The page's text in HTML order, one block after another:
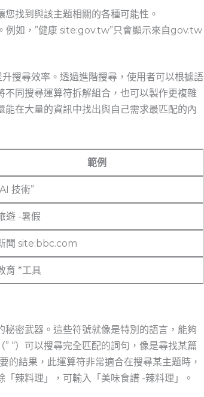
找到與該主題相關的各種可能性。
例如，”健康 site:gov.tw”只會顯示來自gov.tw
搜尋效率。透過進階搜尋，使用者可以根據語
同搜尋運算符拆解組合，也可以製作更複雜
在大量的資訊中找出與自己需求最匹配的內
範例
技術”
遊 -暑假
聞 site:bbc.com
育 *工具
密武器。這些符號就像是特別的語言，能夠
” “）可以搜尋完全匹配的詞句，像是尋找某篇
的結果，此運算符非常適合在搜尋某主題時，
辣料理」，可輸入「美味食譜 ⁢-辣料理」。